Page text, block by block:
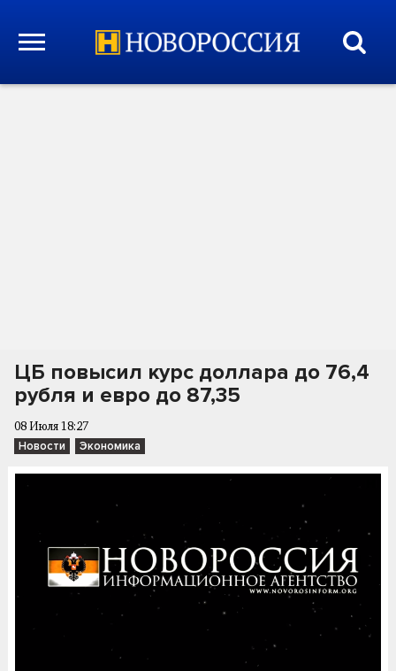
ЦБ повысил курс доллара до 76,4
рубля и евро до 87,35
08 Июля 18:27
Новости Экономика